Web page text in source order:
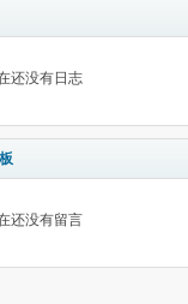
还没有日志
还没有留言